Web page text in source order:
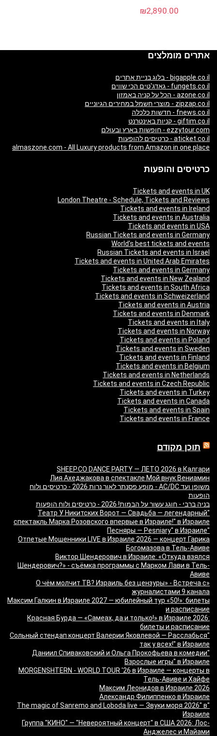
₪2,890.00
אתרים מומלצים
bigapple.co.il - בלוג בניית אתרים
fungets.co.il - גאדג'טים הכי שווים
azone.co.il - הכל על קניה באמזון
zipzap.co.il - מוצרי חשמל במחירים הגיוניים
fnews.co.il - חדשות כלכלה
giftim.co.il - קניות באינטרנט
ezzytour.com - חופשות בארץ ובעולם
aticket.co.il - כרטיסים להופעות
almaszone.com - All Luxury products from Amazon in one place
כרטיסים והופעות
Tickets and events in UK
London Theatre - Schedule, Tickets and Reviews
Tickets and events in Ireland
Tickets and events in Australia
Tickets and events in USA
Russian Tickets and events in Germany
World’s best tickets and events
Russian Tickets and events in Israel
Tickets and events in United Arab Emirates
Tickets and events in Germany
Tickets and events in New Zealand
Tickets and events in South Africa
Tickets and events in Schweizerland
Tickets and events in Austria
Tickets and events in Denmark
Tickets and events in Italy
Tickets and events in Norway
Tickets and events in Poland
Tickets and events in Sweden
Tickets and events in Finland
Tickets and events in Belgium
Tickets and events in Netherlands
Tickets and events in Czech Republic
Tickets and events in Turkey
Tickets and events in Canada
Tickets and events in Spain
Tickets and events in France
תוכן מקודם
SHEEP.CO DANCE PARTY — ЛЕТО 2026 в Калгари
Лия Ахеджакова в спектакле Мой внук Вениамин
משופן ועד AC/DC - מופע פסנתר לאור נרות 2026 - כרטיסים ולוח
הופעות
בניה ברבי - חוגג עשור על הבמות! 2026 - כרטיסים ולוח הופעות
"Театр У Никитских Ворот — Свадьба — легендарный
спектакль Марка Розовского впервые в Израиле!" в Израиле
"Песняры — Pesniary" в Израиле
Отпетые Мошенники LIVE в Израиле 2026 — концерт Гарика
Богомазова в Тель-Авиве
Виктор Шендерович в Израиле: «Откуда взялся
Шендерович?» - съёмка программы с Марком Лави в Тель-
Авиве
«О чём молчит ТВ? Израиль без цензуры» - Встреча с
журналистами 9 канала
Максим Галкин в Израиле 2027 — юбилейный тур «50!»: билеты
и расписание
Красная Бурда — «Самеах, да и только!» в Израиле 2026:
билеты и расписание
"Сольный стендап концерт Валерии Яковлевой — Расслабься
так у всех!" в Израиле
"Даниил Спиваковский и Ольга Прокофьева в комедии
Взрослые игры" в Израиле
MORGENSHTERN - WORLD TOUR '26 в Израиле — концерты в
Тель-Авиве и Хайфе
Максим Леонидов в Израиле 2026
Александр Филиппенко в Израиле
"The magic of Sanremo and Loboda live — Звуки моря 2026" в
Израиле
Группа "КИНО" — "Невероятный концерт" в США 2026: Лос-
Анджелес и Майами